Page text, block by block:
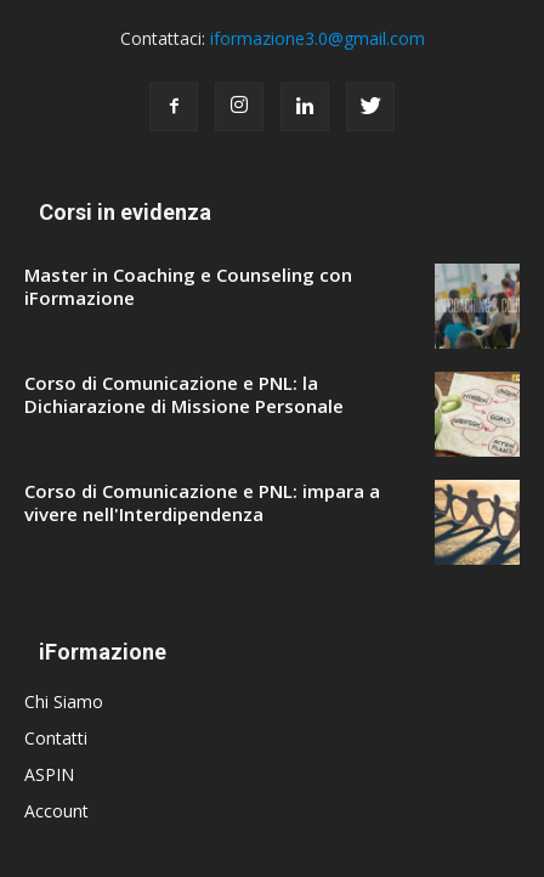
Contattaci: iformazione3.0@gmail.com
Corsi in evidenza
Master in Coaching e Counseling con
iFormazione
Corso di Comunicazione e PNL: la
Dichiarazione di Missione Personale
Corso di Comunicazione e PNL: impara a
vivere nell'Interdipendenza
iFormazione
Chi Siamo
Contatti
ASPIN
Account